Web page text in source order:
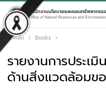
หน้าหลัก Books
รายงานการประเ
ด้านสิ่งแวดล้อมข